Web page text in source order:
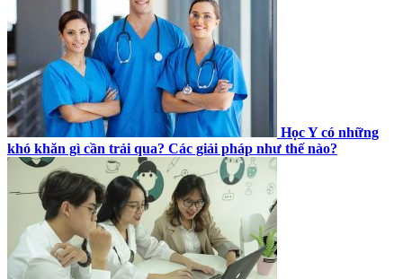
Học Y có những
khó khăn gì cần trải qua? Các giải pháp như thế nào?